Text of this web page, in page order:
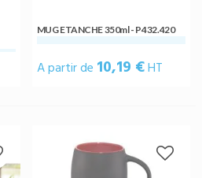
MUG ETANCHE 350ml - P432.420
A partir de 10,19 €HT